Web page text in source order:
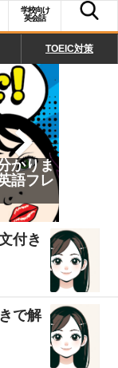
学校向け
英会話
TOEIC対策
かりま
語フレ
付き
で解